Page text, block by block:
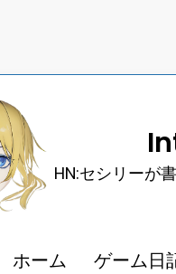
HN:セシリーが
ホーム ゲーム日